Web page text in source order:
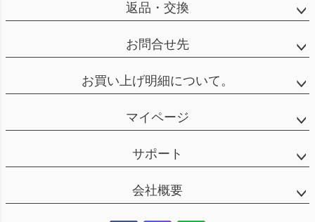
返品・交換
お問合せ先
お買い上げ明細について。
マイページ
サポート
会社概要